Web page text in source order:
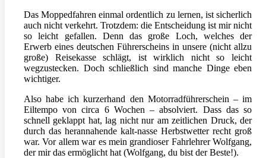
Das Moppedfahren einmal ordentlich zu lernen, ist sicherlich
auch nicht verkehrt. Trotzdem: die Entscheidung ist mir nicht
so leicht gefallen. Denn das große Loch, welches der
Erwerb eines deutschen Führerscheins in unsere (nicht allzu
große) Reisekasse schlägt, ist wirklich nicht so leicht
wegzustecken. Doch schließlich sind manche Dinge eben
wichtiger.
Also habe ich kurzerhand den Motorradführerschein – im
Eiltempo von circa 6 Wochen – absolviert. Dass das so
schnell geklappt hat, lag nicht nur am zeitlichen Druck, der
durch das herannahende kalt-nasse Herbstwetter recht groß
war. Vor allem war es mein grandioser Fahrlehrer Wolfgang,
der mir das ermöglicht hat (Wolfgang, du bist der Beste!).